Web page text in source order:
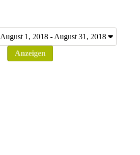
August 1, 2018 - August 31, 2018
Anzeigen